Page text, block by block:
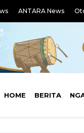
ANTARA News
HOME BERITA